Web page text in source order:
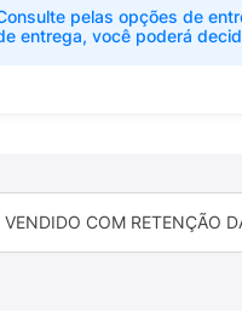
pelas opções de
entrega, você poderá
COM RETENÇÃO